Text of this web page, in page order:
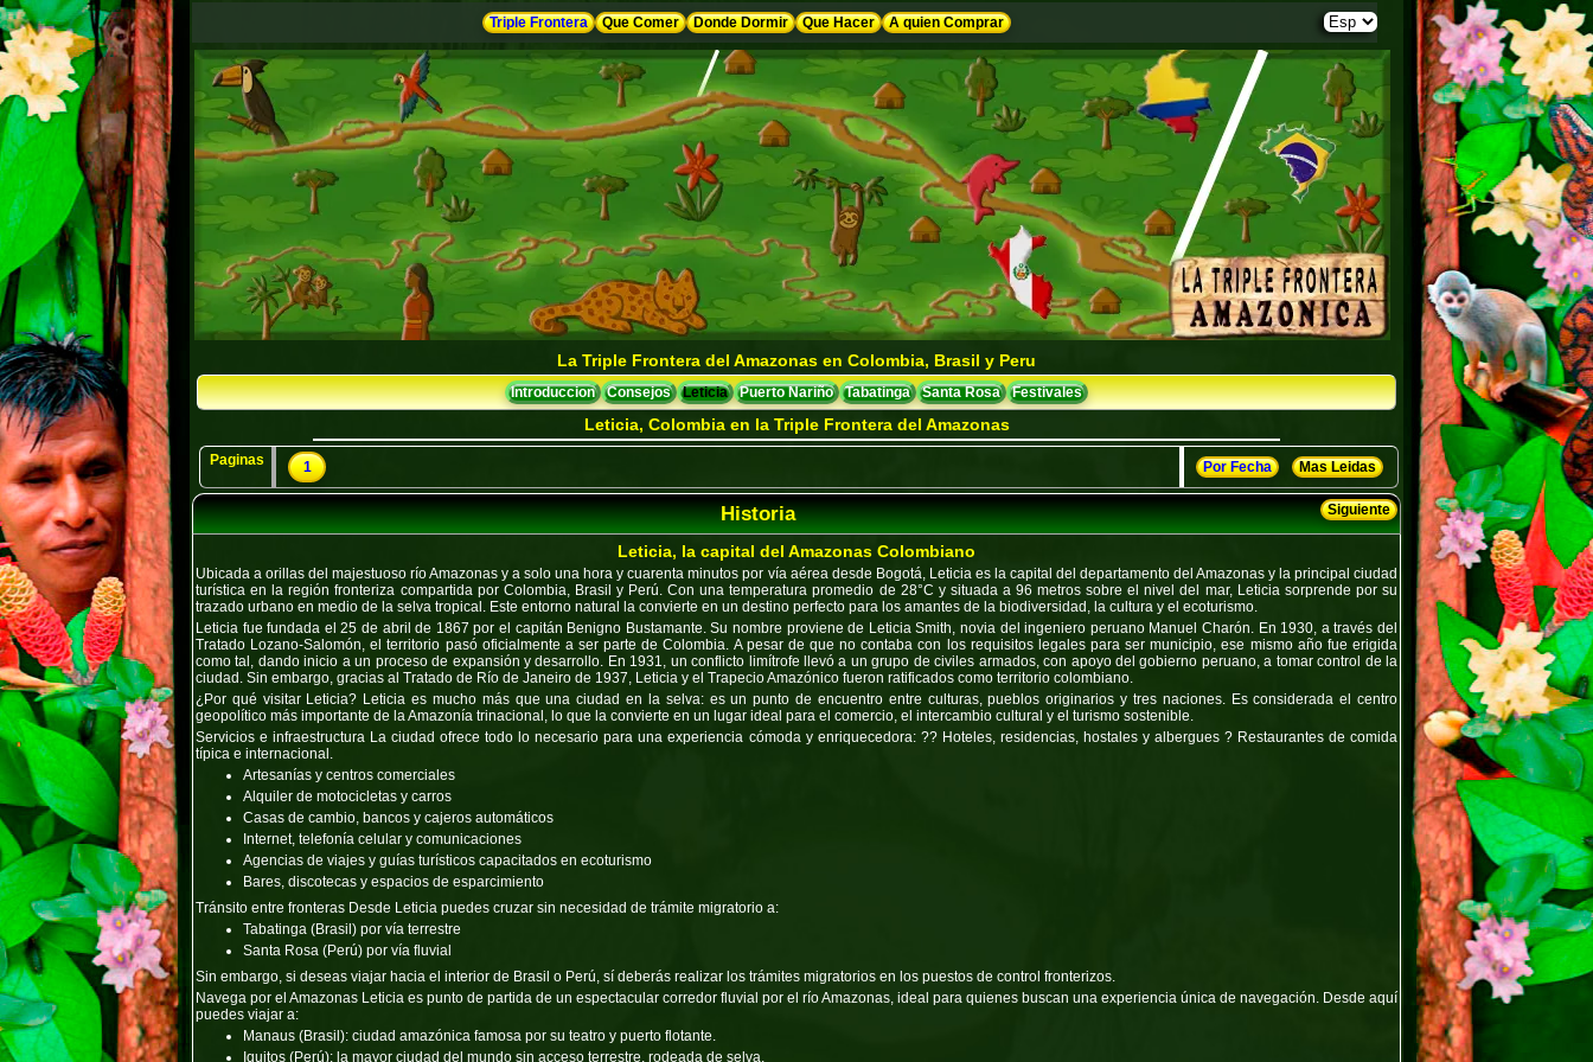
Triple Frontera Que Comer Donde Dormir Que Hacer A quien Comprar
La Triple Frontera del Amazonas en Colombia, Brasil y Peru
Introduccion Consejos Leticia Puerto Nariño Tabatinga Santa Rosa Festivales
Leticia, Colombia en la Triple Frontera del Amazonas
Paginas 1 Por Fecha Mas Leidas
Siguiente
Historia
Leticia, la capital del Amazonas Colombiano
Ubicada a orillas del majestuoso río Amazonas y a solo una hora y cuarenta minutos por vía aérea desde Bogotá, Leticia es la capital del departamento del Amazonas y la principal ciudad
turística en la región fronteriza compartida por Colombia, Brasil y Perú. Con una temperatura promedio de 28°C y situada a 96 metros sobre el nivel del mar, Leticia sorprende por su
trazado urbano en medio de la selva tropical. Este entorno natural la convierte en un destino perfecto para los amantes de la biodiversidad, la cultura y el ecoturismo.
Leticia fue fundada el 25 de abril de 1867 por el capitán Benigno Bustamante. Su nombre proviene de Leticia Smith, novia del ingeniero peruano Manuel Charón. En 1930, a través del
Tratado Lozano-Salomón, el territorio pasó oficialmente a ser parte de Colombia. A pesar de que no contaba con los requisitos legales para ser municipio, ese mismo año fue erigida
como tal, dando inicio a un proceso de expansión y desarrollo. En 1931, un conflicto limítrofe llevó a un grupo de civiles armados, con apoyo del gobierno peruano, a tomar control de la
ciudad. Sin embargo, gracias al Tratado de Río de Janeiro de 1937, Leticia y el Trapecio Amazónico fueron ratificados como territorio colombiano.
¿Por qué visitar Leticia? Leticia es mucho más que una ciudad en la selva: es un punto de encuentro entre culturas, pueblos originarios y tres naciones. Es considerada el centro
geopolítico más importante de la Amazonía trinacional, lo que la convierte en un lugar ideal para el comercio, el intercambio cultural y el turismo sostenible.
Servicios e infraestructura La ciudad ofrece todo lo necesario para una experiencia cómoda y enriquecedora: ?? Hoteles, residencias, hostales y albergues ? Restaurantes de comida
típica e internacional.
Artesanías y centros comerciales
Alquiler de motocicletas y carros
Casas de cambio, bancos y cajeros automáticos
Internet, telefonía celular y comunicaciones
Agencias de viajes y guías turísticos capacitados en ecoturismo
Bares, discotecas y espacios de esparcimiento
Tránsito entre fronteras Desde Leticia puedes cruzar sin necesidad de trámite migratorio a:
Tabatinga (Brasil) por vía terrestre
Santa Rosa (Perú) por vía fluvial
Sin embargo, si deseas viajar hacia el interior de Brasil o Perú, sí deberás realizar los trámites migratorios en los puestos de control fronterizos.
Navega por el Amazonas Leticia es punto de partida de un espectacular corredor fluvial por el río Amazonas, ideal para quienes buscan una experiencia única de navegación. Desde aquí
puedes viajar a:
Manaus (Brasil): ciudad amazónica famosa por su teatro y puerto flotante.
Iquitos (Perú): la mayor ciudad del mundo sin acceso terrestre, rodeada de selva.